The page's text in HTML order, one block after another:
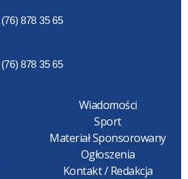
(76) 878 35 65
(76) 878 35 65
Wiadomości
Sport
Materiał Sponsorowany
Ogłoszenia
Kontakt / Redakcja